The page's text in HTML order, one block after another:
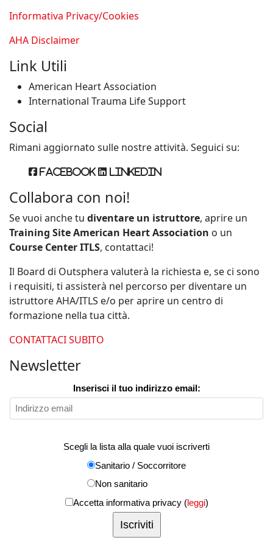
Informativa Privacy/Cookies
AHA Disclaimer
Link Utili
American Heart Association
International Trauma Life Support
Social
Rimani aggiornato sulle nostre attività. Seguici su:
Facebook Linkedin
Collabora con noi!
Se vuoi anche tu diventare un istruttore, aprire un
Training Site American Heart Association o un
Course Center ITLS, contattaci!
Il Board di Outsphera valuterà la richiesta e, se ci sono
i requisiti, ti assisterà nel percorso per diventare un
istruttore AHA/ITLS e/o per aprire un centro di
formazione nella tua città.
CONTATTACI SUBITO
Newsletter
Inserisci il tuo indirizzo email:
Scegli la lista alla quale vuoi iscriverti
Sanitario / Soccorritore
Non sanitario
Accetta informativa privacy (leggi)